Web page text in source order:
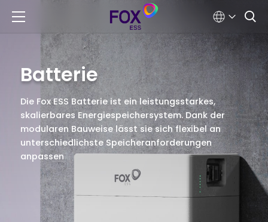
Batterie
Die Fox ESS Batterie ist ein leistungsstarkes,
skalierbares Energiespeichersystem. Dank der
modularen Bauweise lässt sie sich flexibel an
unterschiedlichste Speicheranforderungen
anpassen